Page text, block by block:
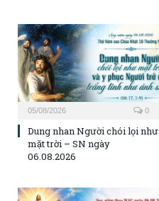
05/08/2026 0
Dung nhan Người chói lọi như
mặt trời – SN ngày
06.08.2026